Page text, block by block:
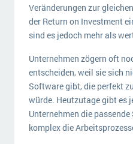
Veränderungen zur
der Return on Investment
sind es jedoch mehr als
Unternehmen zögern oft
entscheiden, weil sie sich
Software gibt, die perfekt
würde. Heutzutage gibt es
Unternehmen die
komplex die